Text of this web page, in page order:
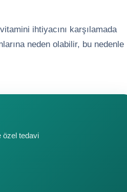
ihtiyacını karşılamada
neden olabilir, bu nedenle
özel tedavi